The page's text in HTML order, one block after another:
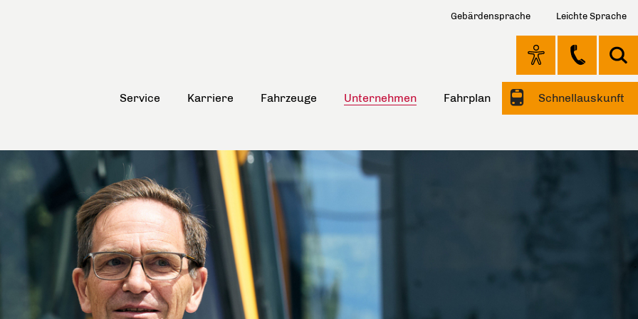
Gebärdensprache Leichte Sprache
Service Karriere Fahrzeuge Unternehmen Fahrplan Schnellauskunft